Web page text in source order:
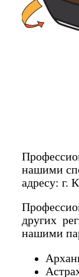
нашими
адресу: г.
других
нашими